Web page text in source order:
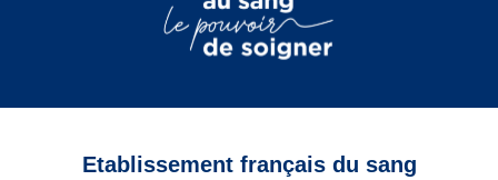
Vous êtes
Etablissement français du sang